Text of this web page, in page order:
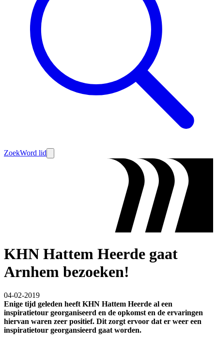
ZoekWord lid
KHN Hattem Heerde gaat
Arnhem bezoeken!
04-02-2019
Enige tijd geleden heeft KHN Hattem Heerde al een
inspiratietour georganiseerd en de opkomst en de ervaringen
hiervan waren zeer positief. Dit zorgt ervoor dat er weer een
inspiratietour georgansieerd gaat worden.